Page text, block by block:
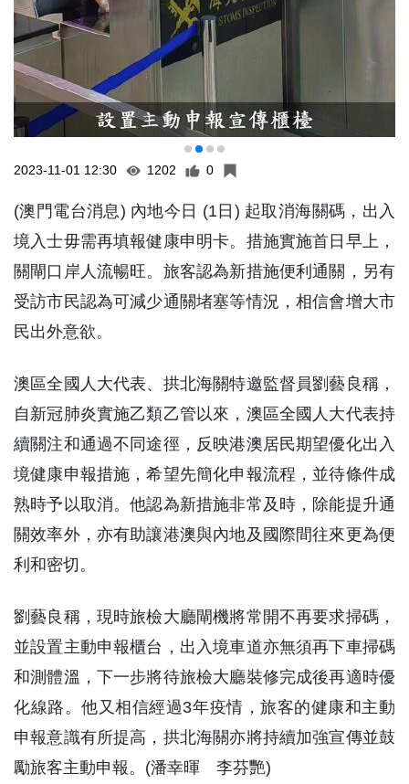
2023-11-01 12:30 1202 0
(澳門電台消息) 內地今日 (1日) 起取消海關碼，出入
境入士毋需再填報健康申明卡。措施實施首日早上，
關閘口岸人流暢旺。旅客認為新措施便利通關，另有
受訪市民認為可減少通關堵塞等情況，相信會增大市
民出外意欲。
澳區全國人大代表、拱北海關特邀監督員劉藝良稱，
自新冠肺炎實施乙類乙管以來，澳區全國人大代表持
續關注和通過不同途徑，反映港澳居民期望優化出入
境健康申報措施，希望先簡化申報流程，並待條件成
熟時予以取消。他認為新措施非常及時，除能提升通
關效率外，亦有助讓港澳與內地及國際間往來更為便
利和密切。
劉藝良稱，現時旅檢大廳閘機將常開不再要求掃碼，
並設置主動申報櫃台，出入境車道亦無須再下車掃碼
和測體溫，下一步將待旅檢大廳裝修完成後再適時優
化線路。他又相信經過3年疫情，旅客的健康和主動
申報意識有所提高，拱北海關亦將持續加強宣傳並鼓
勵旅客主動申報。(潘幸暉 李芬艷)